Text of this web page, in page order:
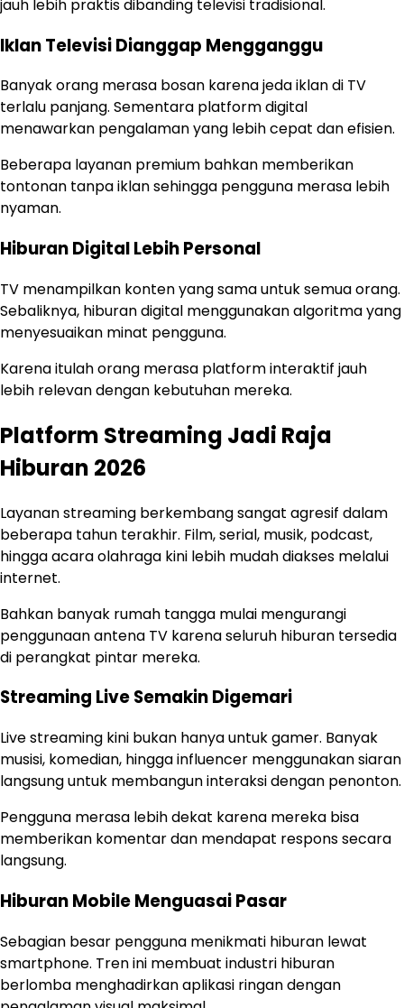
jauh lebih praktis dibanding televisi tradisional.
Iklan Televisi Dianggap Mengganggu
Banyak orang merasa bosan karena jeda iklan di TV
terlalu panjang. Sementara platform digital
menawarkan pengalaman yang lebih cepat dan efisien.
Beberapa layanan premium bahkan memberikan
tontonan tanpa iklan sehingga pengguna merasa lebih
nyaman.
Hiburan Digital Lebih Personal
TV menampilkan konten yang sama untuk semua orang.
Sebaliknya, hiburan digital menggunakan algoritma yang
menyesuaikan minat pengguna.
Karena itulah orang merasa platform interaktif jauh
lebih relevan dengan kebutuhan mereka.
Platform Streaming Jadi Raja
Hiburan 2026
Layanan streaming berkembang sangat agresif dalam
beberapa tahun terakhir. Film, serial, musik, podcast,
hingga acara olahraga kini lebih mudah diakses melalui
internet.
Bahkan banyak rumah tangga mulai mengurangi
penggunaan antena TV karena seluruh hiburan tersedia
di perangkat pintar mereka.
Streaming Live Semakin Digemari
Live streaming kini bukan hanya untuk gamer. Banyak
musisi, komedian, hingga influencer menggunakan siaran
langsung untuk membangun interaksi dengan penonton.
Pengguna merasa lebih dekat karena mereka bisa
memberikan komentar dan mendapat respons secara
langsung.
Hiburan Mobile Menguasai Pasar
Sebagian besar pengguna menikmati hiburan lewat
smartphone. Tren ini membuat industri hiburan
berlomba menghadirkan aplikasi ringan dengan